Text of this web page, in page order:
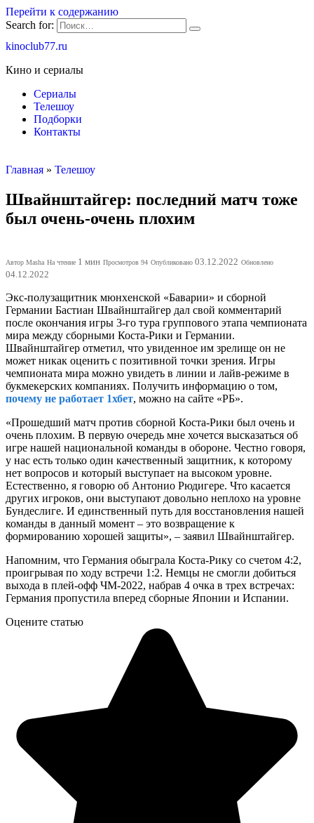
Перейти к содержанию
Search for:
kinoclub77.ru
Кино и сериалы
Сериалы
Телешоу
Подборки
Контакты
Главная » Телешоу
Швайнштайгер: последний матч тоже
был очень-очень плохим
Автор Masha На чтение 1 мин Просмотров 94 Опубликовано 03.12.2022 Обновлено
04.12.2022
Экс-полузащитник мюнхенской «Баварии» и сборной
Германии Бастиан Швайнштайгер дал свой комментарий
после окончания игры 3-го тура группового этапа чемпионата
мира между сборными Коста-Рики и Германии.
Швайнштайгер отметил, что увиденное им зрелище он не
может никак оценить с позитивной точки зрения. Игры
чемпионата мира можно увидеть в линии и лайв-режиме в
букмекерских компаниях. Получить информацию о том,
почему не работает 1хбет, можно на сайте «РБ».
«Прошедший матч против сборной Коста-Рики был очень и
очень плохим. В первую очередь мне хочется высказаться об
игре нашей национальной команды в обороне. Честно говоря,
у нас есть только один качественный защитник, к которому
нет вопросов и который выступает на высоком уровне.
Естественно, я говорю об Антонио Рюдигере. Что касается
других игроков, они выступают довольно неплохо на уровне
Бундеслиге. И единственный путь для восстановления нашей
команды в данный момент – это возвращение к
формированию хорошей защиты», – заявил Швайнштайгер.
Напомним, что Германия обыграла Коста-Рику со счетом 4:2,
проигрывая по ходу встречи 1:2. Немцы не смогли добиться
выхода в плей-офф ЧМ-2022, набрав 4 очка в трех встречах:
Германия пропустила вперед сборные Японии и Испании.
Оцените статью